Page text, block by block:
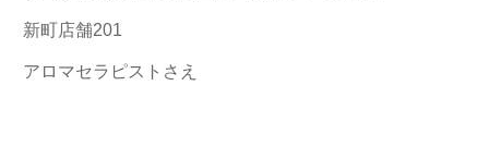
新町店舗201
アロマセラピストさえ